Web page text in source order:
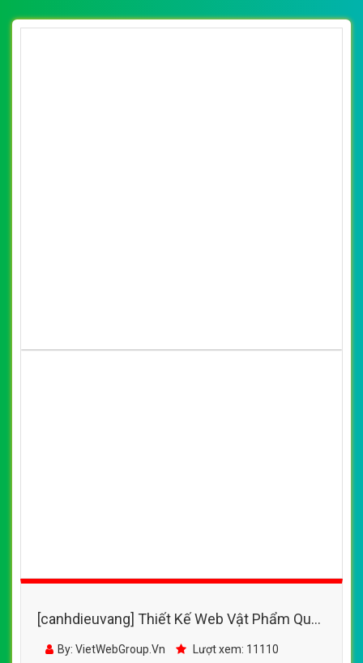
[canhdieuvang] Thiết Kế Web Vật Phẩm Quà
Tặng Hoàng Gia đẹp SEO nhanh hiệu quả
By: VietWebGroup.Vn Lượt xem: 11110